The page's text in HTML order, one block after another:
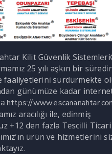
Kilit Güvenlik
25 yılı aşkın bir süredir
faaliyetlerini sürdürmekte
günümüze kadar
https://
aracılığı ile, edinmiş
+12 den fazla Tescilli Ticari
ürün ve hizmetlerini